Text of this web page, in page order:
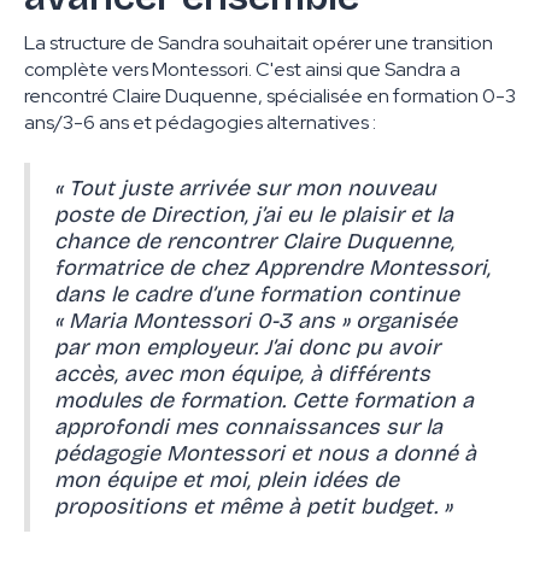
La structure de Sandra souhaitait opérer une transition
complète vers Montessori. C'est ainsi que Sandra a
rencontré Claire Duquenne, spécialisée en formation 0-3
ans/3-6 ans et pédagogies alternatives :
« Tout juste arrivée sur mon nouveau
poste de Direction, j’ai eu le plaisir et la
chance de rencontrer Claire Duquenne,
formatrice de chez Apprendre Montessori,
dans le cadre d’une formation continue
« Maria Montessori 0-3 ans » organisée
par mon employeur. J’ai donc pu avoir
accès, avec mon équipe, à différents
modules de formation. Cette formation a
approfondi mes connaissances sur la
pédagogie Montessori et nous a donné à
mon équipe et moi, plein idées de
propositions et même à petit budget. »